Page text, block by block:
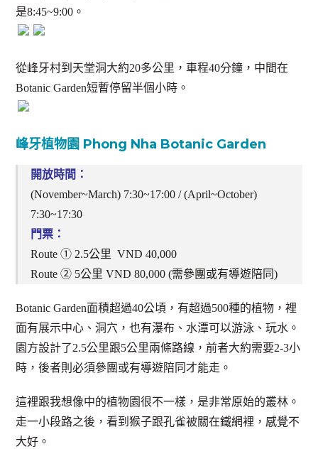
是8:45~9:00。
從峰牙村到天堂洞大約20多公里，車程40分鐘，中間在
Botanic Garden短暫停留半個小時。
峰牙植物園 Phong Nha Botanic Garden
開放時間：
(November~March) 7:30~17:00 / (April~October)
7:30~17:30
門票：
Route ① 2.5公里 VND 40,000
Route ② 5公里 VND 80,000 (需參團或有導遊陪同)
Botanic Garden面積超過40公頃，有超過500種的植物，裡
面有展示中心、洞穴，也有瀑布、水潭可以游泳、玩水。
園方設計了2.5公里跟5公里兩條路線，前者大約需要2-3小
時，後者則必須參團或有導遊陪同才能走。
這裡跟我想像中的植物園很不一樣，是非常原始的叢林。
走一小段路之後，看到猴子跟孔雀被關在鐵網裡，感覺不
大好。